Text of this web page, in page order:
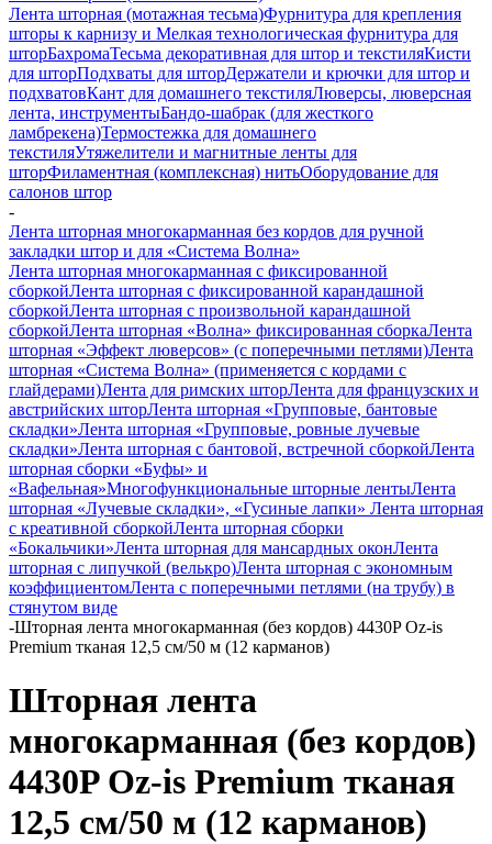
Лента шторная (мотажная тесьма)Фурнитура для крепления
шторы к карнизу и Мелкая технологическая фурнитура для
шторБахромаТесьма декоративная для штор и текстиляКисти
для шторПодхваты для шторДержатели и крючки для штор и
подхватовКант для домашнего текстиляЛюверсы, люверсная
лента, инструментыБандо-шабрак (для жесткого
ламбрекена)Термостежка для домашнего
текстиляУтяжелители и магнитные ленты для
шторФиламентная (комплексная) нитьОборудование для
салонов штор
-
Лента шторная многокарманная без кордов для ручной
закладки штор и для «Система Волна»
Лента шторная многокарманная с фиксированной
сборкойЛента шторная с фиксированной карандашной
сборкойЛента шторная с произвольной карандашной
сборкойЛента шторная «Волна» фиксированная сборкаЛента
шторная «Эффект люверсов» (с поперечными петлями)Лента
шторная «Система Волна» (применяется с кордами с
глайдерами)Лента для римских шторЛента для французских и
австрийских шторЛента шторная «Групповые, бантовые
складки»Лента шторная «Групповые, ровные лучевые
складки»Лента шторная с бантовой, встречной сборкойЛента
шторная сборки «Буфы» и
«Вафельная»Многофункциональные шторные лентыЛента
шторная «Лучевые складки», «Гусиные лапки» Лента шторная
с креативной сборкойЛента шторная сборки
«Бокальчики»Лента шторная для мансардных оконЛента
шторная с липучкой (велькро)Лента шторная с экономным
коэффициентомЛента с поперечными петлями (на трубу) в
стянутом виде
-Шторная лента многокарманная (без кордов) 4430P Oz-is
Premium тканая 12,5 см/50 м (12 карманов)
Шторная лента
многокарманная (без кордов)
4430P Oz-is Premium тканая
12,5 см/50 м (12 карманов)